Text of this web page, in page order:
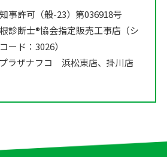
事許可（般-23）第036918号
診断士®️協会指定販売工事店（シ
ード：3026）
ラザナフコ 浜松東店、掛川店